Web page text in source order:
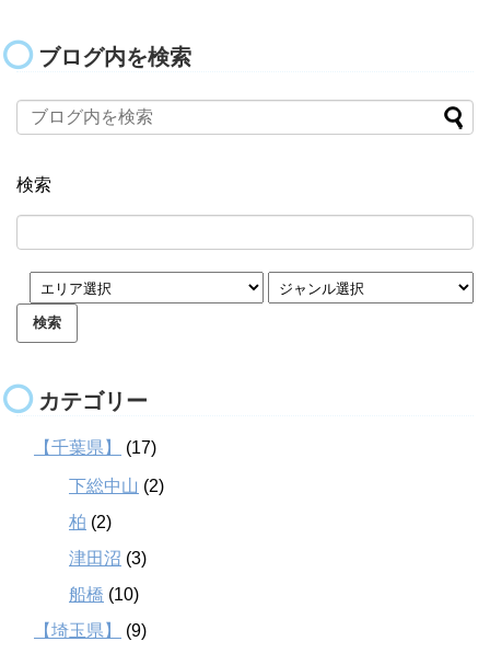
ブログ内を検索
検索
カテゴリー
【千葉県】 (17)
下総中山 (2)
柏 (2)
津田沼 (3)
船橋 (10)
【埼玉県】
(9)